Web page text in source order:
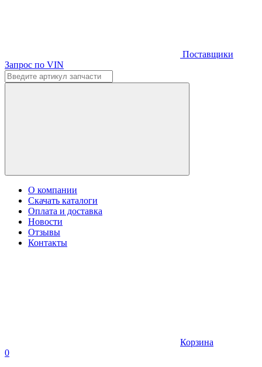
Поставщики
Запрос по VIN
О компании
Скачать каталоги
Оплата и доставка
Новости
Отзывы
Контакты
Корзина
0